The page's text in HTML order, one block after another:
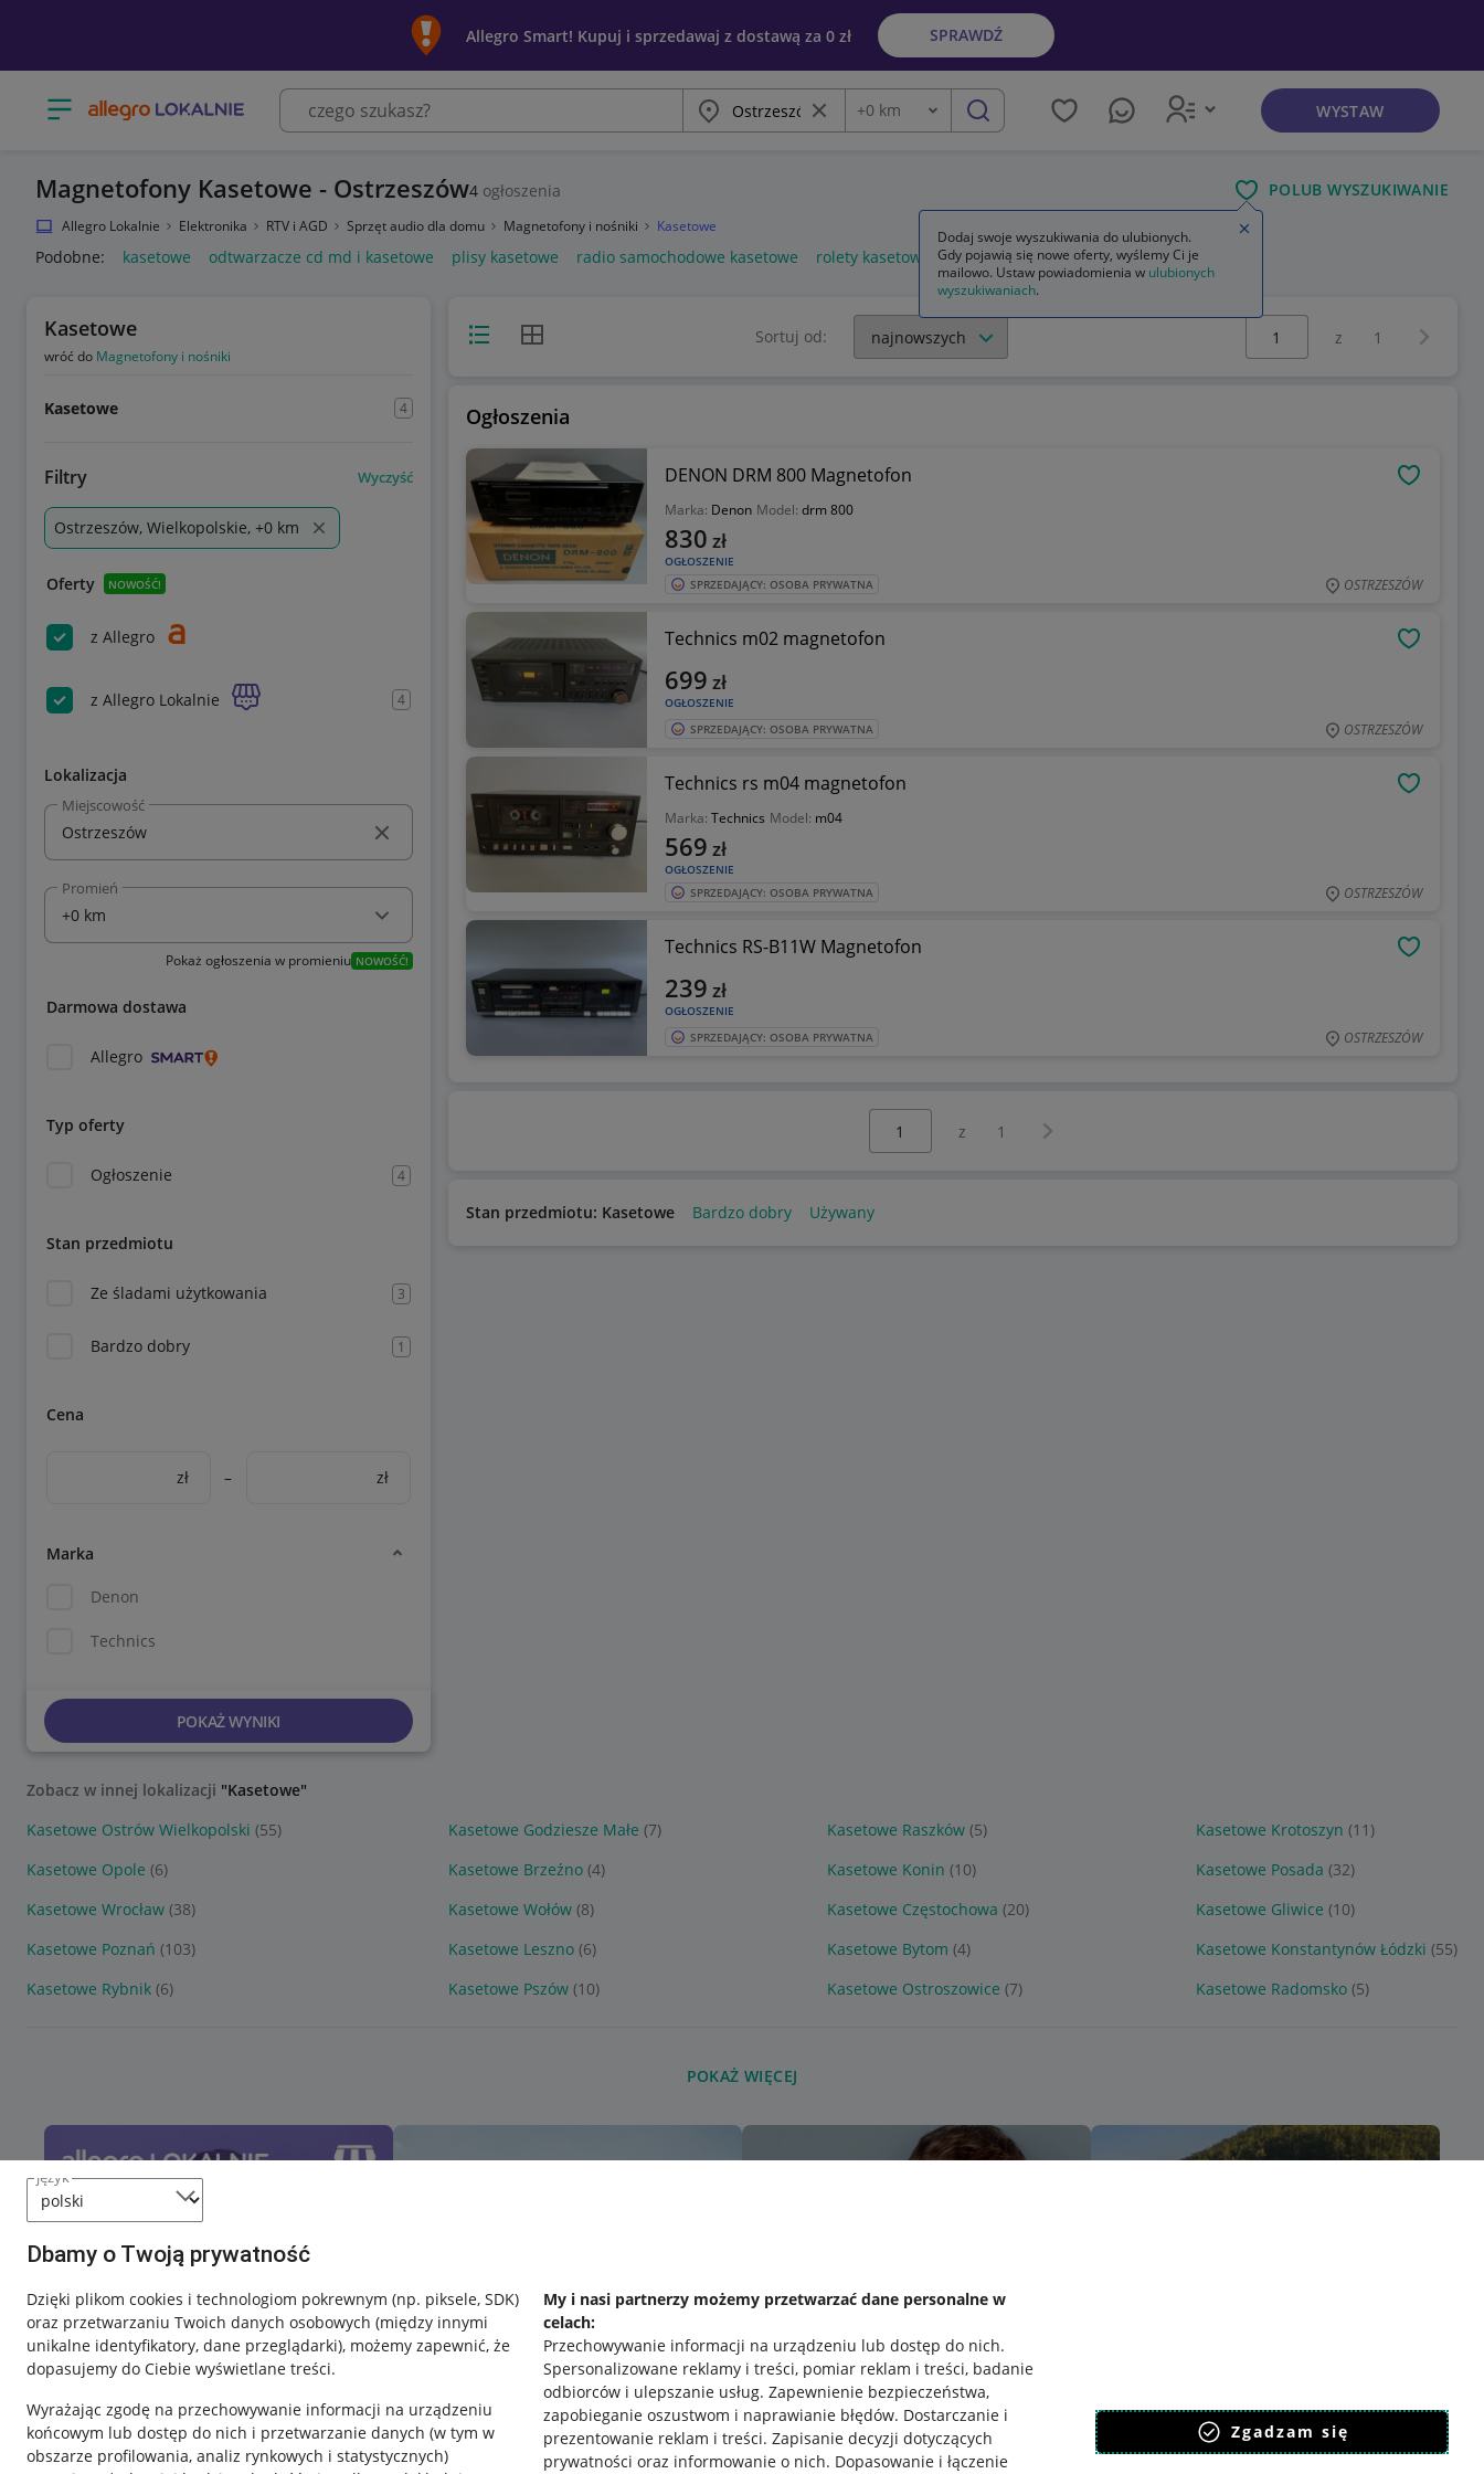
język
Dbamy o Twoją prywatność
Dzięki plikom cookies i technologiom pokrewnym (np. piksele, SDK)
oraz przetwarzaniu Twoich danych osobowych (między innymi
unikalne identyfikatory, dane przeglądarki), możemy zapewnić, że
dopasujemy do Ciebie wyświetlane treści.
Wyrażając zgodę na przechowywanie informacji na urządzeniu
końcowym lub dostęp do nich i przetwarzanie danych (w tym w
obszarze profilowania, analiz rynkowych i statystycznych)
My i nasi partnerzy możemy przetwarzać dane personalne w
celach:
Przechowywanie informacji na urządzeniu lub dostęp do nich.
Spersonalizowane reklamy i treści, pomiar reklam i treści, badanie
odbiorców i ulepszanie usług. Zapewnienie bezpieczeństwa,
zapobieganie oszustwom i naprawianie błędów. Dostarczanie i
prezentowanie reklam i treści. Zapisanie decyzji dotyczących
prywatności oraz informowanie o nich. Dopasowanie i łączenie
Zgadzam się
Allegro Smart! Kupuj i sprzedawaj z dostawą za 0 zł SPRAWDŹ
Otwórz menu z kategoriami Miasto Wyczyść frazę
Odległość
+0 km szukaj WYSTAW
Magnetofony Kasetowe - Ostrzeszów4 ogłoszenia POLUB WYSZUKIWANIE
Allegro Lokalnie Elektronika RTV i AGD Sprzęt audio dla domu Magnetofony i nośniki Kasetowe
Podobne: kasetowe odtwarzacze cd md i kasetowe plisy kasetowe radio samochodowe kasetowe rolety kasetowe
Kasetowe
wróć do Magnetofony i nośniki
Kasetowe 4
Filtry Wyczyść
Ostrzeszów, Wielkopolskie, +0 km
Oferty NOWOŚĆ!
z Allegro
z Allegro Lokalnie 4
Lokalizacja
Miejscowość
Promień
Pokaż ogłoszenia w promieniu NOWOŚĆ!
Darmowa dostawa
Allegro
Typ oferty
Ogłoszenie 4
Stan przedmiotu
Ze śladami użytkowania 3
Bardzo dobry 1
Cena
zł – zł
Marka
Denon
Technics
POKAŻ WYNIKI
Widok listyWidok siatki Sortuj od:
Wybierz stronę:
z 1
Ogłoszenia
DENON DRM 800 Magnetofon
Marka: Denon Model: drm 800
OGŁOSZENIE
830 zł
SPRZEDAJĄCY: OSOBA PRYWATNA OSTRZESZÓW
Technics m02 magnetofon
OGŁOSZENIE
699 zł
SPRZEDAJĄCY: OSOBA PRYWATNA OSTRZESZÓW
Technics rs m04 magnetofon
Marka: Technics Model: m04
OGŁOSZENIE
569 zł
SPRZEDAJĄCY: OSOBA PRYWATNA OSTRZESZÓW
Technics RS-B11W Magnetofon
OGŁOSZENIE
239 zł
SPRZEDAJĄCY: OSOBA PRYWATNA OSTRZESZÓW
z 1 Następna strona
Stan przedmiotu: Kasetowe Bardzo dobry Używany
Zobacz w innej lokalizacji "Kasetowe"
Kasetowe Ostrów Wielkopolski (55) Kasetowe Godziesze Małe (7) Kasetowe Raszków (5) Kasetowe Krotoszyn (11)
Kasetowe Opole (6) Kasetowe Brzeźno (4) Kasetowe Konin (10) Kasetowe Posada (32)
Kasetowe Wrocław (38) Kasetowe Wołów (8) Kasetowe Częstochowa (20) Kasetowe Gliwice (10)
Kasetowe Poznań (103) Kasetowe Leszno (6) Kasetowe Bytom (4) Kasetowe Konstantynów Łódzki (55)
Kasetowe Rybnik (6) Kasetowe Pszów (10) Kasetowe Ostroszowice (7) Kasetowe Radomsko (5)
POKAŻ WIĘCEJ
Dodaj swoje wyszukiwania do ulubionych.
Gdy pojawią się nowe oferty, wyślemy Ci je
mailowo. Ustaw powiadomienia w ulubionych
wyszukiwaniach.
Zamknij wskazówkę